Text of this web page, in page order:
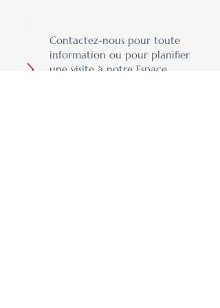
Contactez-nous pour toute
information ou pour planifier
une visite à notre Espace